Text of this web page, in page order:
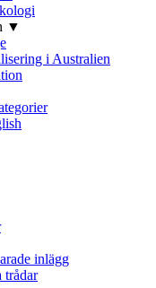
▼
i Australien
inlägg
trådar